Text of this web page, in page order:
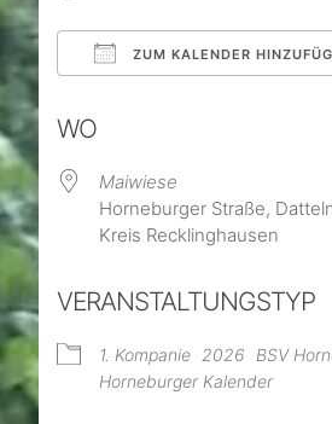
ZUM KALENDER
WO
Maiwiese
Horneburger Straße,
Kreis Recklinghausen
VERANSTALTUNGSTYP
1. Kompanie 2026 BSV
Horneburger Kalender